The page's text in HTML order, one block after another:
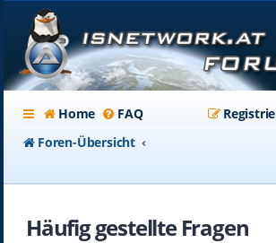
Home FAQ
Foren-Übersicht
Häufig gestellte Fragen